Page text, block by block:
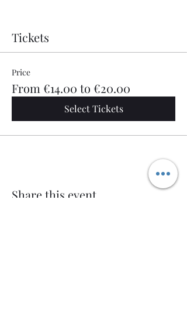
Tickets
Price
From €14.00 to €20.00
Select Tickets
Share this event